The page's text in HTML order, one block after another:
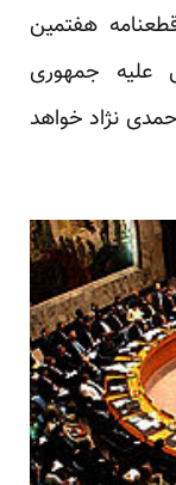
هفتمین
علیه جمهوری
نژاد خواهد